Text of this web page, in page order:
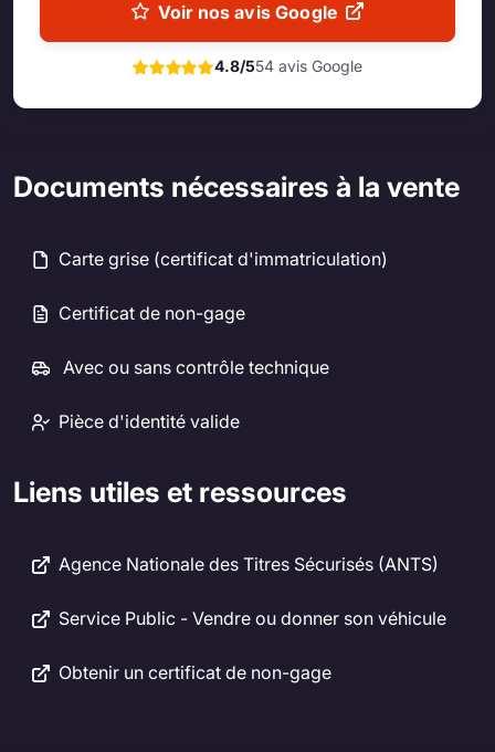
Voir nos avis Google
4.8/554 avis Google
Documents nécessaires à la vente
Carte grise (certificat d'immatriculation)
Certificat de non-gage
Avec ou sans contrôle technique
Pièce d'identité valide
Liens utiles et ressources
Agence Nationale des Titres Sécurisés (ANTS)
Service Public - Vendre ou donner son véhicule
Obtenir un certificat de non-gage